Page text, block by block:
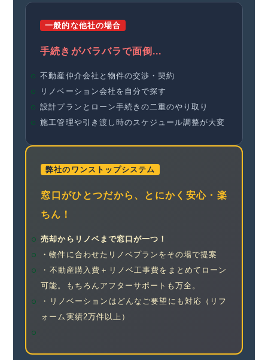
一般的な他社の場合
手続きがバラバラで面倒...
不動産仲介会社と物件の交渉・契約
リノベーション会社を自分で探す
設計プランとローン手続きの二重のやり取り
施工管理や引き渡し時のスケジュール調整が大変
弊社のワンストップシステム
窓口がひとつだから、とにかく安心・楽
ちん！
売却からリノベまで窓口が一つ！
・物件に合わせたリノベプランをその場で提案
・不動産購入費＋リノベ工事費をまとめてローン
可能。もちろんアフターサポートも万全。
・リノベーションはどんなご要望にも対応（リフ
ォーム実績2万件以上）